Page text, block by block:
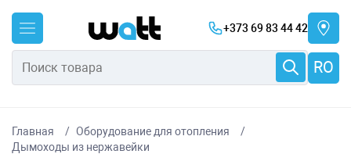
+373 69 83 44 42
RO
Главная
Оборудование для отопления
Дымоходы из нержавейки